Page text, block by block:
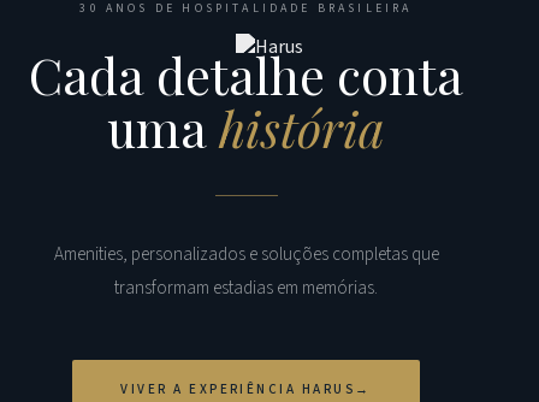
30 ANOS DE HOSPITALIDADE BRASILEIRA
Cada detalhe conta
umahistória
Amenities, personalizados e soluções completas que
transformam estadias em memórias.
VIVER A EXPERIÊNCIA HARUS